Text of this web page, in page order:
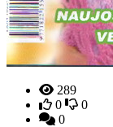
289
0
0
0